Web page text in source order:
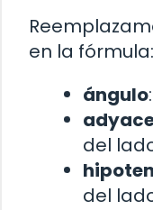
en la fórmula:
ángulo
del
del